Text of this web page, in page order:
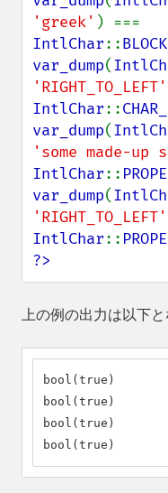
'greek'
IntlChar::
var_dump(
'RIGHT_TO_LEFT'
IntlChar::
var_dump(
'some made-up
IntlChar::
var_dump(
'RIGHT_TO_LEFT'
IntlChar::
?>
上の例の出力は以下と
bool(true)
bool(true)
bool(true)
bool(true)